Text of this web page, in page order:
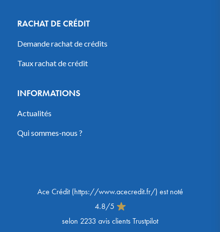
RACHAT DE CRÉDIT
Demande rachat de crédits
Taux rachat de crédit
INFORMATIONS
Actualités
Qui sommes-nous ?
Ace Crédit(https://www.acecredit.fr/) est noté
4.8/5
selon 2233 avis clients Trustpilot